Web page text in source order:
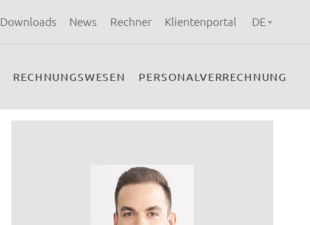
Downloads News Rechner Klientenportal DE
RECHNUNGSWESEN PERSONALVERRECHNUNG